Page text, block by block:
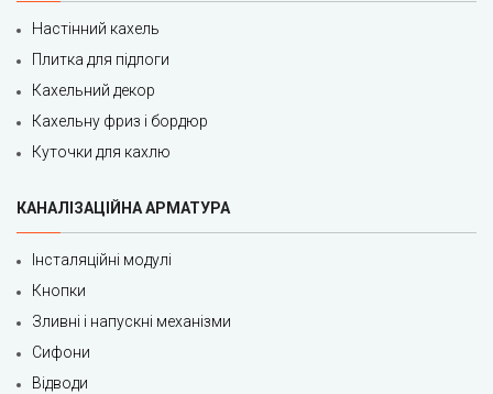
Настінний кахель
Плитка для підлоги
Кахельний декор
Кахельну фриз і бордюр
Куточки для кахлю
КАНАЛІЗАЦІЙНА АРМАТУРА
Інсталяційні модулі
Кнопки
Зливні і напускні механізми
Сифони
Відводи